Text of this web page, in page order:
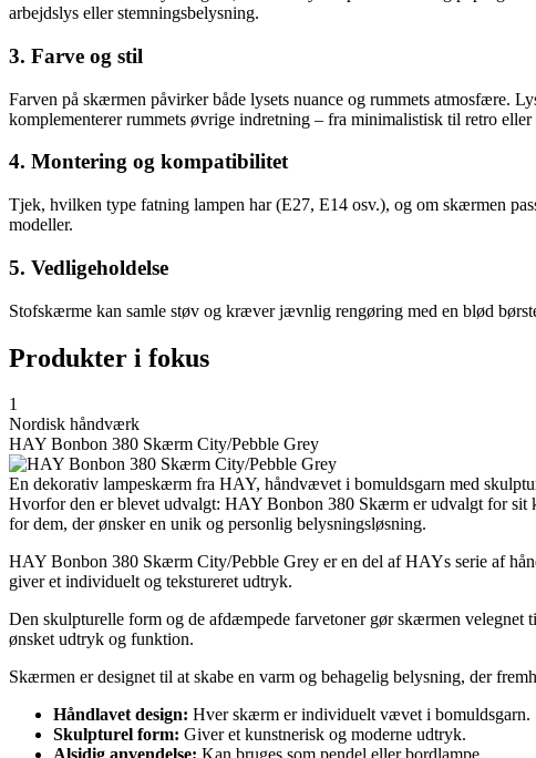
arbejdslys eller stemningsbelysning.
3. Farve og stil
Farven på skærmen påvirker både lysets nuance og rummets atmosfære.
komplementerer rummets øvrige indretning – fra minimalistisk til retro eller
4. Montering og kompatibilitet
Tjek, hvilken type fatning lampen har (E27, E14 osv.), og om skærmen
modeller.
5. Vedligeholdelse
Stofskærme kan samle støv og kræver jævnlig rengøring med en blød
Produkter i fokus
1
Nordisk håndværk
HAY Bonbon 380 Skærm City/Pebble Grey
En dekorativ lampeskærm fra HAY, håndvævet i bomuldsgarn med
Hvorfor den er blevet udvalgt: HAY Bonbon 380 Skærm er udvalgt for sit
for dem, der ønsker en unik og personlig belysningsløsning.
HAY Bonbon 380 Skærm City/Pebble Grey er en del af HAYs serie af
giver et individuelt og tekstureret udtryk.
Den skulpturelle form og de afdæmpede farvetoner gør skærmen velegnet
ønsket udtryk og funktion.
Skærmen er designet til at skabe en varm og behagelig belysning, der
Håndlavet design: Hver skærm er individuelt vævet i bomuldsgarn.
Skulpturel form: Giver et kunstnerisk og moderne udtryk.